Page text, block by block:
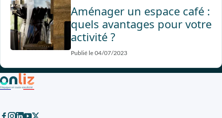
Aménager un espace café :
quels avantages pour votre
activité ?
Publié le 04/07/2023